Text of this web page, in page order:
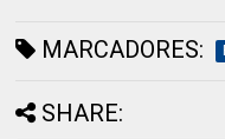
MARCADORES:
SHARE: